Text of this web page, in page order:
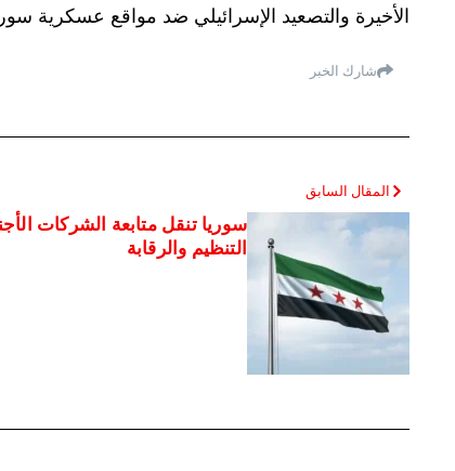
الأخيرة والتصعيد الإسرائيلي ضد مواقع عسكرية
شارك الخبر
المقال السابق
سوريا تنقل متابعة الشركات
التنظيم والرقابة